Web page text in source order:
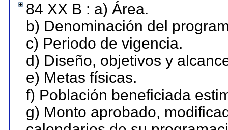
84 XX B : a) Área.
b) Denominación del
c) Periodo de vigencia.
d) Diseño, objetivos y
e) Metas físicas.
f) Población beneficiada
g) Monto aprobado,